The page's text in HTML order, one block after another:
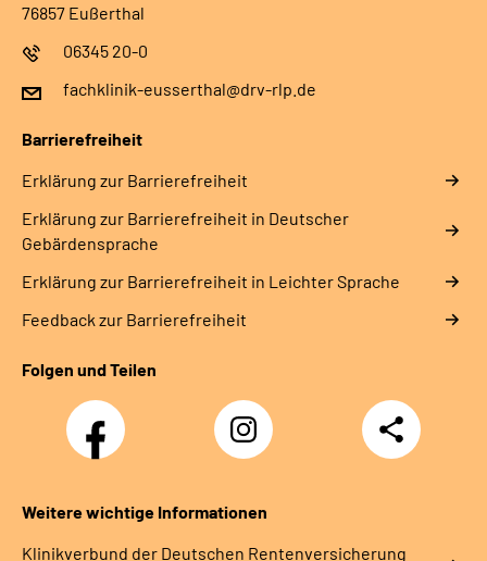
76857 Eußerthal
06345 20-0
fachklinik-eusserthal@drv-rlp.de
Barrierefreiheit
Erklärung zur Barrierefreiheit
Erklärung zur Barrierefreiheit in Deutscher
Gebärdensprache
Erklärung zur Barrierefreiheit in Leichter Sprache
Feedback zur Barrierefreiheit
Folgen und Teilen
Facebook
Instagram
DRV
Nachwuchskräfte
Teilen
Weitere wichtige Informationen
Klinikverbund der Deutschen Rentenversicherung